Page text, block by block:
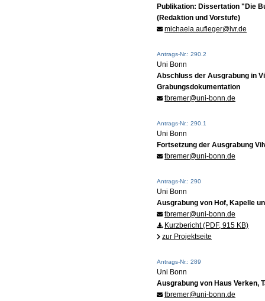
Publikation: Dissertation "Die
(Redaktion und Vorstufe)
michaela.aufleger@lvr.de
Antrags-Nr.: 290.2
Uni Bonn
Abschluss der Ausgrabung in
Grabungsdokumentation
tbremer@uni-bonn.de
Antrags-Nr.: 290.1
Uni Bonn
Fortsetzung der Ausgrabung
tbremer@uni-bonn.de
Antrags-Nr.: 290
Uni Bonn
Ausgrabung von Hof, Kapelle
tbremer@uni-bonn.de
Kurzbericht (PDF, 915 KB)
zur Projektseite
Antrags-Nr.: 289
Uni Bonn
Ausgrabung von Haus Verken,
tbremer@uni-bonn.de